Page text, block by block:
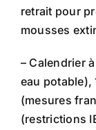
retrait pour
mousses
– Calendrier
eau potable),
(mesures
(restrictions